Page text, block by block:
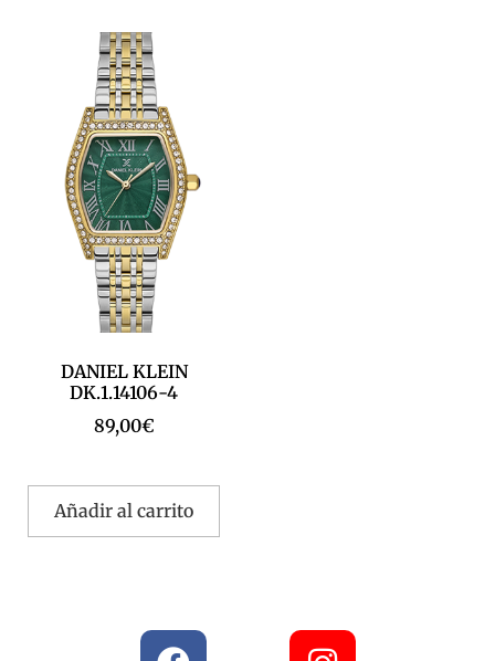
DANIEL KLEIN
DK.1.14106-4
89,00€
Añadir al carrito